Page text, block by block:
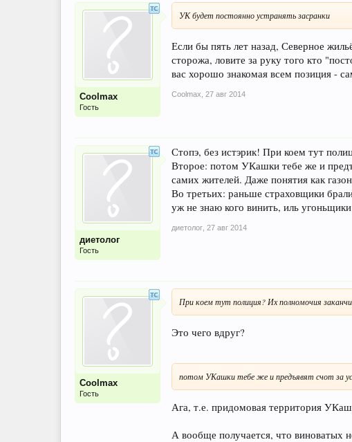
Coolmax
Гость
УК будет постоянно устранять засранки
Если бы пять лет назад, Северное
сторожа, ловите за руку того кто
вас хорошо знакомая всем позиция -
Coolmax 27 авг 2014
диетолог
Гость
Стопэ, без истэрик! При коем тут
Второе: потом УКашки тебе же и
самих жителей. Даже понятия как
Во третьих: раньше страховщики
уж не знаю кого винить, иль
диетолог 27 авг 2014
Coolmax
Гость
При коем тут полиция? Их полномочия
Это чего вдруг?
потом УКашки тебе же и предъявят счот за
Ага, т.е. придомовая территория
А вообще получается, что виноватых